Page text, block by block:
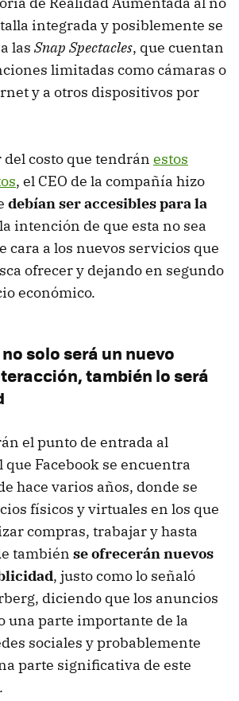
integrada y posiblemente se
las Snap Spectacles, que cuentan
limitadas como cámaras o
y a otros dispositivos por
del costo que tendrán estos
, el CEO de la compañía hizo
debían ser accesibles para la
intención de que esta no sea
cara a los nuevos servicios que
ofrecer y dejando en segundo
económico.
solo será un nuevo
también lo será
el punto de entrada al
que Facebook se encuentra
hace varios años, donde se
físicos y virtuales en los que
compras, trabajar y hasta
también se ofrecerán nuevos
, justo como lo señaló
diciendo que los anuncios
una parte importante de la
sociales y probablemente
parte significativa de este